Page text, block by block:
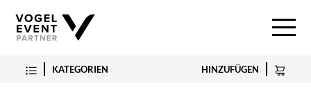
KATEGORIEN HINZUFÜGEN